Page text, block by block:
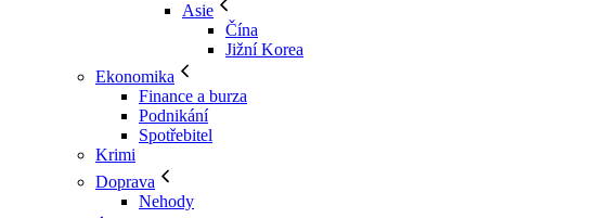
Asie
Čína
Jižní Korea
Ekonomika
Finance a burza
Podnikání
Spotřebitel
Krimi
Doprava
Nehody